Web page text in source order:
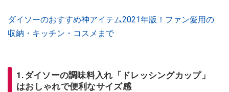
ダイソーのおすすめ神アイテム2021年版！ファン愛用の
収納・キッチン・コスメまで
1.ダイソーの調味料入れ「ドレッシングカップ」
はおしゃれで便利なサイズ感